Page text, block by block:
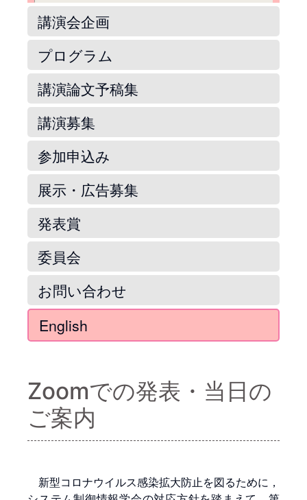
講演会企画
プログラム
講演論文予稿集
講演募集
参加申込み
展示・広告募集
発表賞
委員会
お問い合わせ
English
Zoomでの発表・当日の
ご案内
新型コロナウイルス感染拡大防止を図るために，